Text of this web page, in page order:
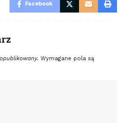
Facebook
Wymagane pola są